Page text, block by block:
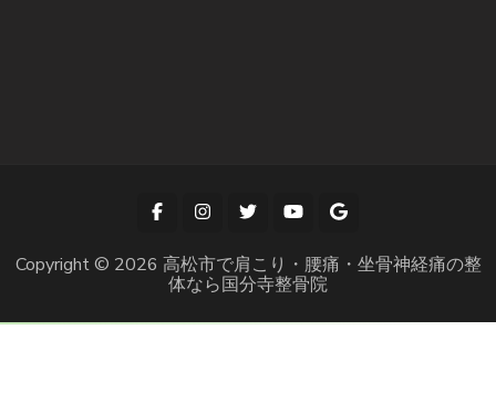
Copyright © 2026 高松市で肩こり・腰痛・坐骨神経痛の整
体なら国分寺整骨院